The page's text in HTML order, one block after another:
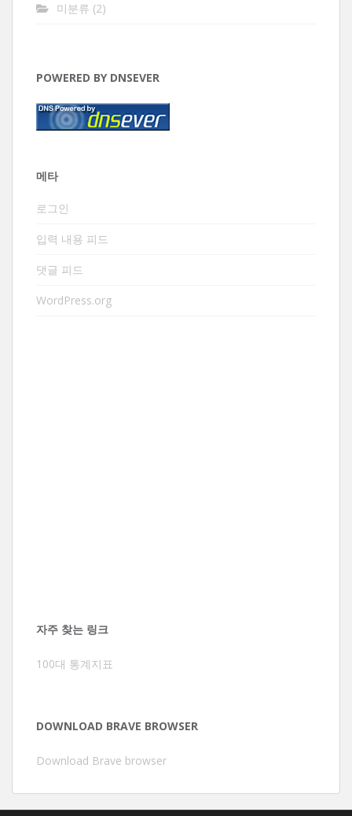
미분류 (2)
POWERED BY DNSEVER
메타
로그인
입력 내용 피드
댓글 피드
WordPress.org
자주 찾는 링크
100대 통계지표
DOWNLOAD BRAVE BROWSER
Download Brave browser